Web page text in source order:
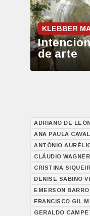
KLEBBER
de arte
ADRIANO DE
ANA PAULA
ANTÔNIO
CLÁUDIO WAGNER
CRISTINA
DENISE SABINO
EMERSON
FRANCISCO GIL
GERALDO